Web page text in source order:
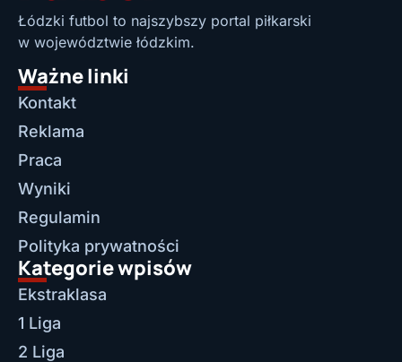
Łódzki futbol to najszybszy portal piłkarski
w województwie łódzkim.
Ważne linki
Kontakt
Reklama
Praca
Wyniki
Regulamin
Polityka prywatności
Kategorie wpisów
Ekstraklasa
1 Liga
2 Liga